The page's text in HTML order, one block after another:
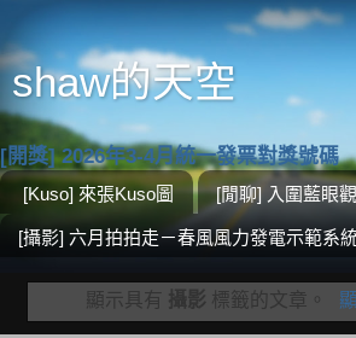
shaw的天空
[開獎] 2026年3-4月統一發票對獎號碼
[Kuso] 來張Kuso圖 [閒聊] 入圍藍眼
[攝影] 六月拍拍走－春風風力發電示範系
顯示具有 攝影 標籤的文章。